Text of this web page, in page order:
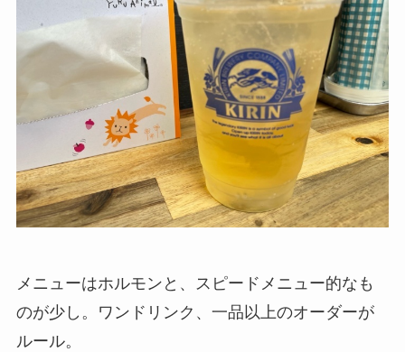
メニューはホルモンと、スピードメニュー的なも
のが少し。ワンドリンク、一品以上のオーダーが
ルール。